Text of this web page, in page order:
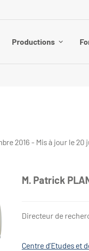
Productions
2016 - Mis à jour le 20
M. Patrick
Directeur de
Centre d’Etudes et